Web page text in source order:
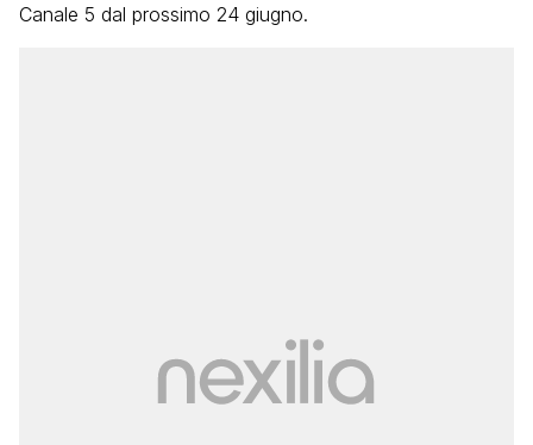
Canale 5 dal prossimo 24 giugno.